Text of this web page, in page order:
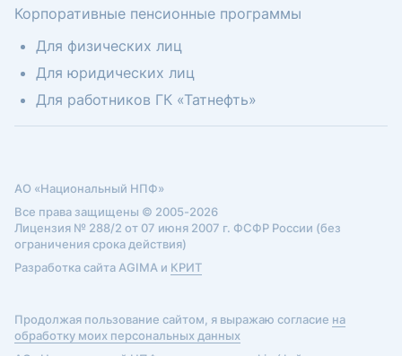
Корпоративные пенсионные программы
Для физических лиц
Для юридических лиц
Для работников ГК «Татнефть»
АО «Национальный НПФ»
Все права защищены © 2005-2026
Лицензия № 288/2 от 07 июня 2007 г. ФСФР России (без
ограничения срока действия)
Разработка сайта AGIMA и КРИТ
Продолжая пользование сайтом, я выражаю согласие на
обработку моих персональных данных